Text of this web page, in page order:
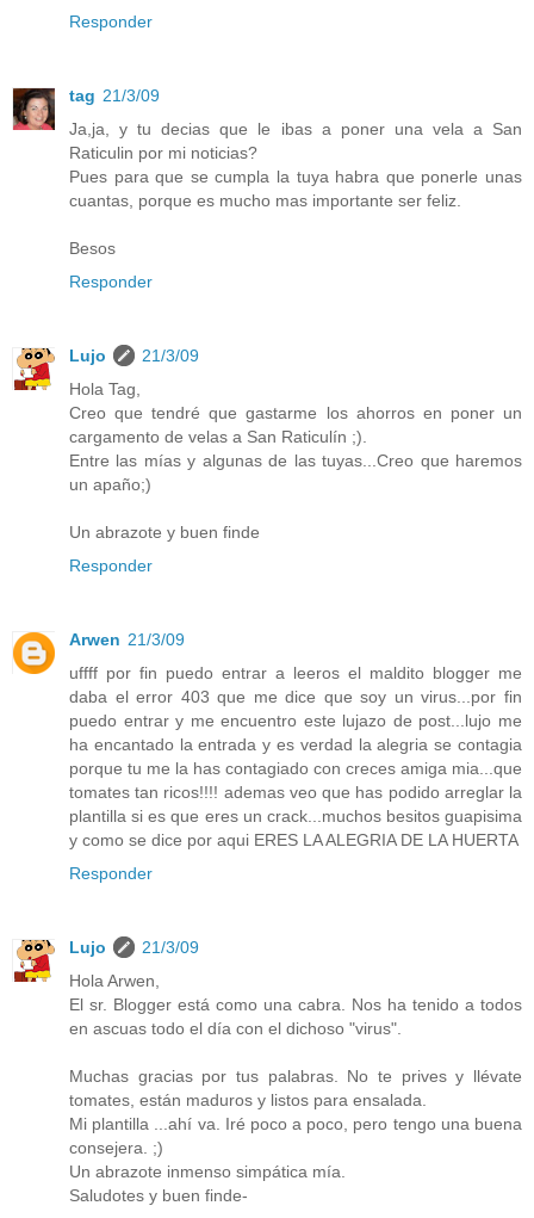
Responder
tag 21/3/09
Ja,ja, y tu decias que le ibas a poner una vela a San
Raticulin por mi noticias?
Pues para que se cumpla la tuya habra que ponerle unas
cuantas, porque es mucho mas importante ser feliz.
Besos
Responder
Lujo
21/3/09
Hola Tag,
Creo que tendré que gastarme los ahorros en poner un
cargamento de velas a San Raticulín ;).
Entre las mías y algunas de las tuyas...Creo que haremos
un apaño;)
Un abrazote y buen finde
Responder
Arwen 21/3/09
uffff por fin puedo entrar a leeros el maldito blogger me
daba el error 403 que me dice que soy un virus...por fin
puedo entrar y me encuentro este lujazo de post...lujo me
ha encantado la entrada y es verdad la alegria se contagia
porque tu me la has contagiado con creces amiga mia...que
tomates tan ricos!!!! ademas veo que has podido arreglar la
plantilla si es que eres un crack...muchos besitos guapisima
y como se dice por aqui ERES LA ALEGRIA DE LA HUERTA
Responder
Lujo
21/3/09
Hola Arwen,
El sr. Blogger está como una cabra. Nos ha tenido a todos
en ascuas todo el día con el dichoso "virus".
Muchas gracias por tus palabras. No te prives y llévate
tomates, están maduros y listos para ensalada.
Mi plantilla ...ahí va. Iré poco a poco, pero tengo una buena
consejera. ;)
Un abrazote inmenso simpática mía.
Saludotes y buen finde-